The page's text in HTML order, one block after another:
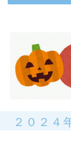
２０２４